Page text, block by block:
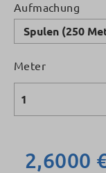
Aufmachung
Meter
2,6000